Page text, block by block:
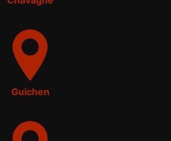
Guichen